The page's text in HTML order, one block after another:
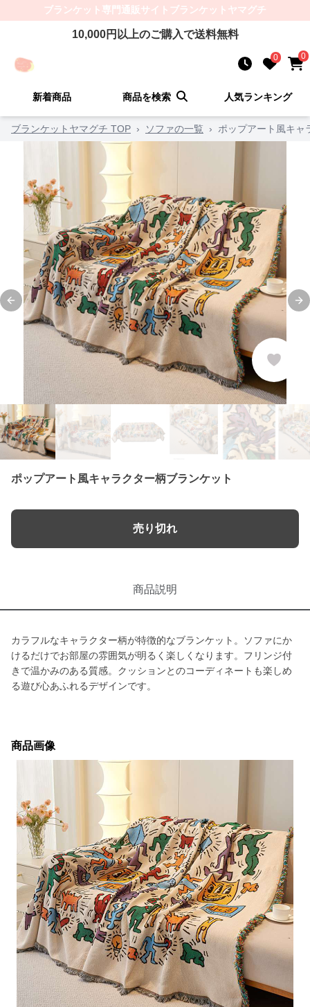
ブランケット 専門通販サイト ブランケットヤマグチ
10,000円以上のご購入で送料無料
0 0
新着商品 商品を検索 人気ランキング
ブランケットヤマグチ TOP › ソファの一覧 › ポップアート風キャ
Previous slide
ポップアート風キャラクター柄ブランケット
売り切れ
商品説明
カラフルなキャラクター柄が特徴的なブランケット。ソファにか
けるだけでお部屋の雰囲気が明るく楽しくなります。フリンジ付
きで温かみのある質感。クッションとのコーディネートも楽しめ
る遊び心あふれるデザインです。
商品画像